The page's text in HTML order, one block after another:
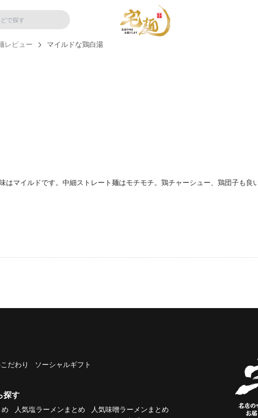
レビュー マイルドな鶏白湯
はマイルドです。中細ストレート麺はモチモチ。鶏チャーシュー、鶏団子も
だわり ソーシャルギフト
探す
人気塩ラーメンまとめ
人気味噌ラーメンまとめ